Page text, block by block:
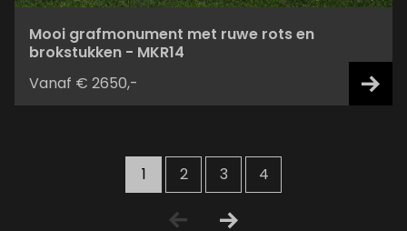
Mooi grafmonument met ruwe rots en
brokstukken - MKR14
Vanaf € 2650,-
1 2 3 4